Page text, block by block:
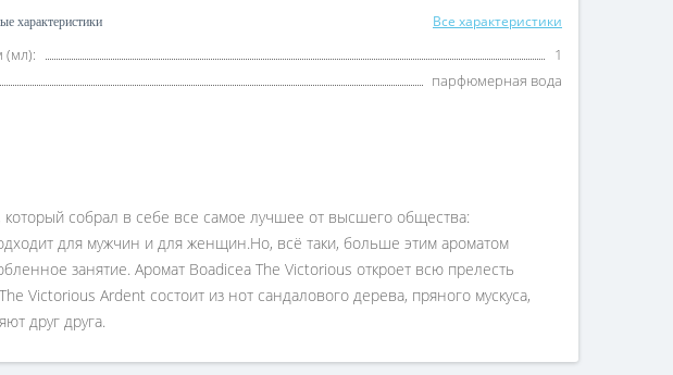
характеристики Все характеристики
(мл):
1
парфюмерная вода
собрал в себе все самое лучшее от высшего общества:
для мужчин и для женщин.Но, всё таки, больше этим ароматом
занятие. Аромат Boadicea The Victorious откроет всю прелесть
Ardent состоит из нот сандалового дерева, пряного мускуса,
друг друга.